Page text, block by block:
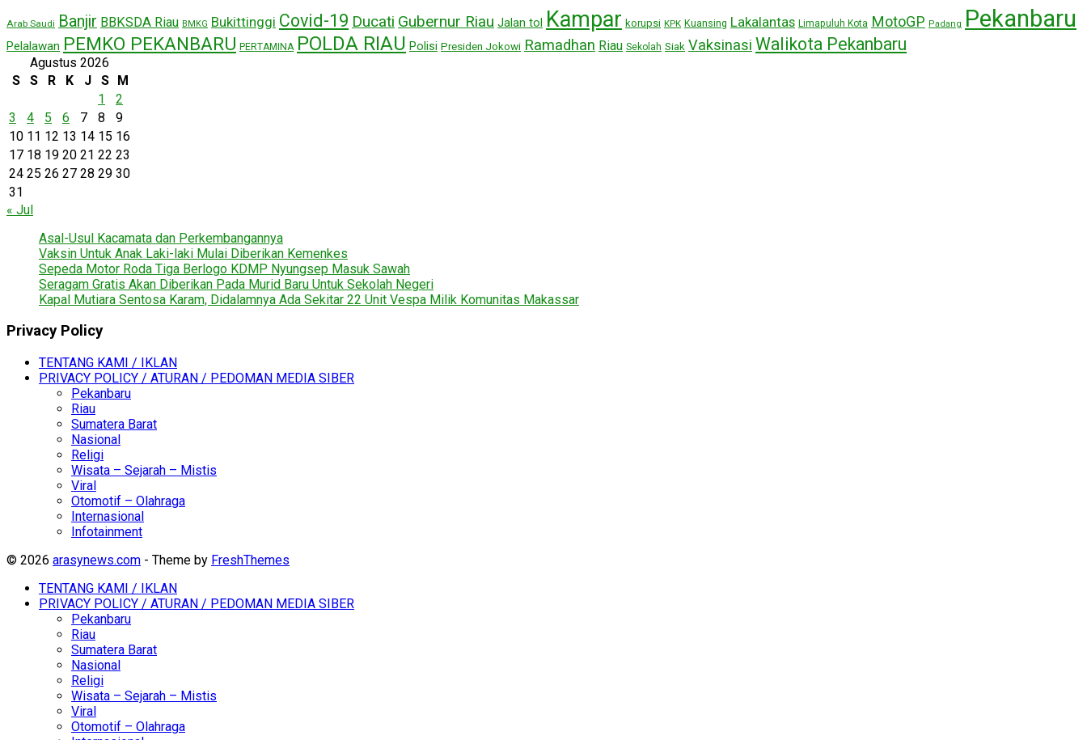
Arab Saudi Banjir BBKSDA Riau BMKG Bukittinggi Covid-19 Ducati Gubernur Riau Jalan tol Kampar korupsi KPK Kuansing Lakalantas Limapuluh Kota MotoGP Padang Pekanbaru
Pelalawan PEMKO PEKANBARU PERTAMINA POLDA RIAU Polisi Presiden Jokowi Ramadhan Riau Sekolah Siak Vaksinasi Walikota Pekanbaru
Agustus 2026
S
S R K J S M
1
2
3
4 5 6 7 8
9
10 11 12 13 14 15 16
17 18 19 20 21 22 23
24 25 26 27 28 29 30
31
« Jul
Asal-Usul Kacamata dan Perkembangannya
Vaksin Untuk Anak Laki-laki Mulai Diberikan Kemenkes
Sepeda Motor Roda Tiga Berlogo KDMP Nyungsep Masuk Sawah
Seragam Gratis Akan Diberikan Pada Murid Baru Untuk Sekolah Negeri
Kapal Mutiara Sentosa Karam, Didalamnya Ada Sekitar 22 Unit Vespa Milik Komunitas Makassar
Privacy Policy
TENTANG KAMI / IKLAN
PRIVACY POLICY / ATURAN / PEDOMAN MEDIA SIBER
Pekanbaru
Riau
Sumatera Barat
Nasional
Religi
Wisata – Sejarah – Mistis
Viral
Otomotif – Olahraga
Internasional
Infotainment
© 2026 arasynews.com - Theme by FreshThemes
TENTANG KAMI / IKLAN
PRIVACY POLICY / ATURAN / PEDOMAN MEDIA SIBER
Pekanbaru
Riau
Sumatera Barat
Nasional
Religi
Wisata – Sejarah – Mistis
Viral
Otomotif – Olahraga